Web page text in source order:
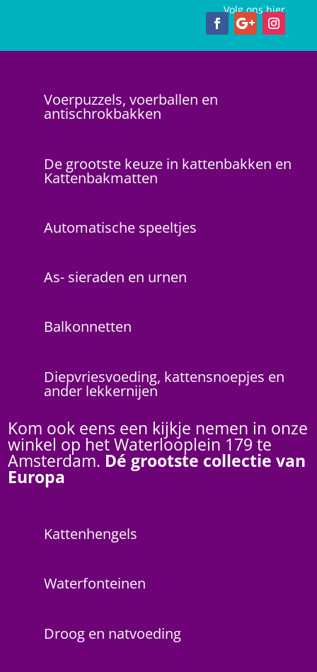
Volg ons hier
Voerpuzzels, voerballen en
antischrokbakken
De grootste keuze in kattenbakken en
Kattenbakmatten
Automatische speeltjes
As- sieraden en urnen
Balkonnetten
Diepvriesvoeding, kattensnoepjes en
ander lekkernijen
Kom ook eens een kijkje nemen in onze
winkel op het Waterlooplein 179 te
Amsterdam. Dé grootste collectie van
Europa
Kattenhengels
Waterfonteinen
Droog en natvoeding